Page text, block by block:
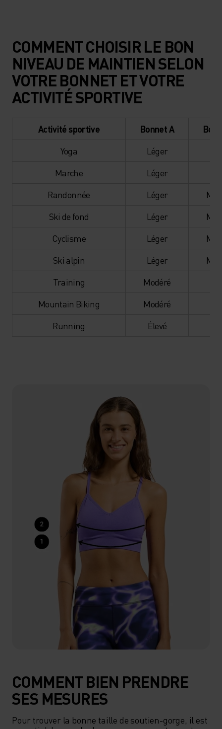
COMMENT CHOISIR LE BON
NIVEAU DE MAINTIEN SELON
VOTRE BONNET ET VOTRE
ACTIVITÉ SPORTIVE
Activité sportive Bonnet A
Yoga
Léger
Marche
Léger
Randonnée
Léger
Ski de fond
Léger
Cyclisme
Léger
Ski alpin
Léger
Training
Modéré
Mountain Biking
Modéré
Running
Élevé
COMMENT BIEN PRENDRE
SES MESURES
Pour trouver la bonne taille de soutien-gorge, il est